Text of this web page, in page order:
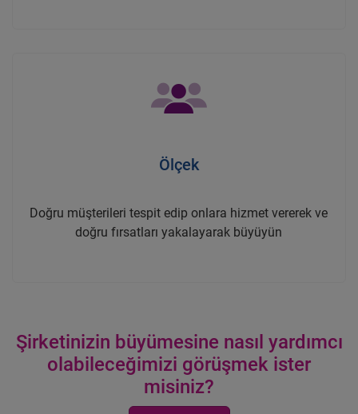
Ölçek
Doğru müşterileri tespit edip onlara hizmet vererek ve
doğru fırsatları yakalayarak büyüyün
Şirketinizin büyümesine nasıl yardımcı
olabileceğimizi görüşmek ister
misiniz?